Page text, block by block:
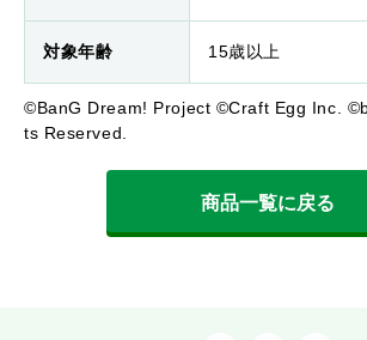
対象年齢 15歳以上
©BanG Dream! Project ©Craft Egg Inc.
ts Reserved.
商品一覧に戻る